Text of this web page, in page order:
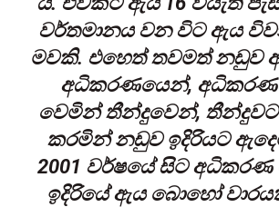
වර්තමානය වන විට ඇය
මවකි. එහෙත් තවමත් නඩුව
අධිකරණයෙන්,
වෙමින් තීන්දුවෙන්, තීන්දුවට
කරමින් නඩුව ඉදිරියට
2001 වර්ෂයේ සිට
ඉදිරියේ ඇය බොහෝ